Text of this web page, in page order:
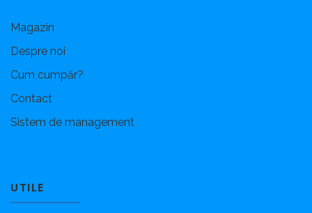
Magazin
Despre noi
Cum cumpăr?
Contact
Sistem de management
UTILE